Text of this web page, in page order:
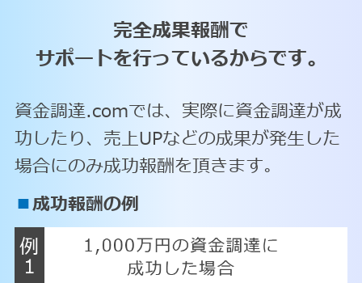
完全成果報酬で
サポートを行っているからです。
資金調達.comでは、実際に資金調達が成
功したり、売上UPなどの成果が発生した
場合にのみ成功報酬を頂きます。
■成功報酬の例